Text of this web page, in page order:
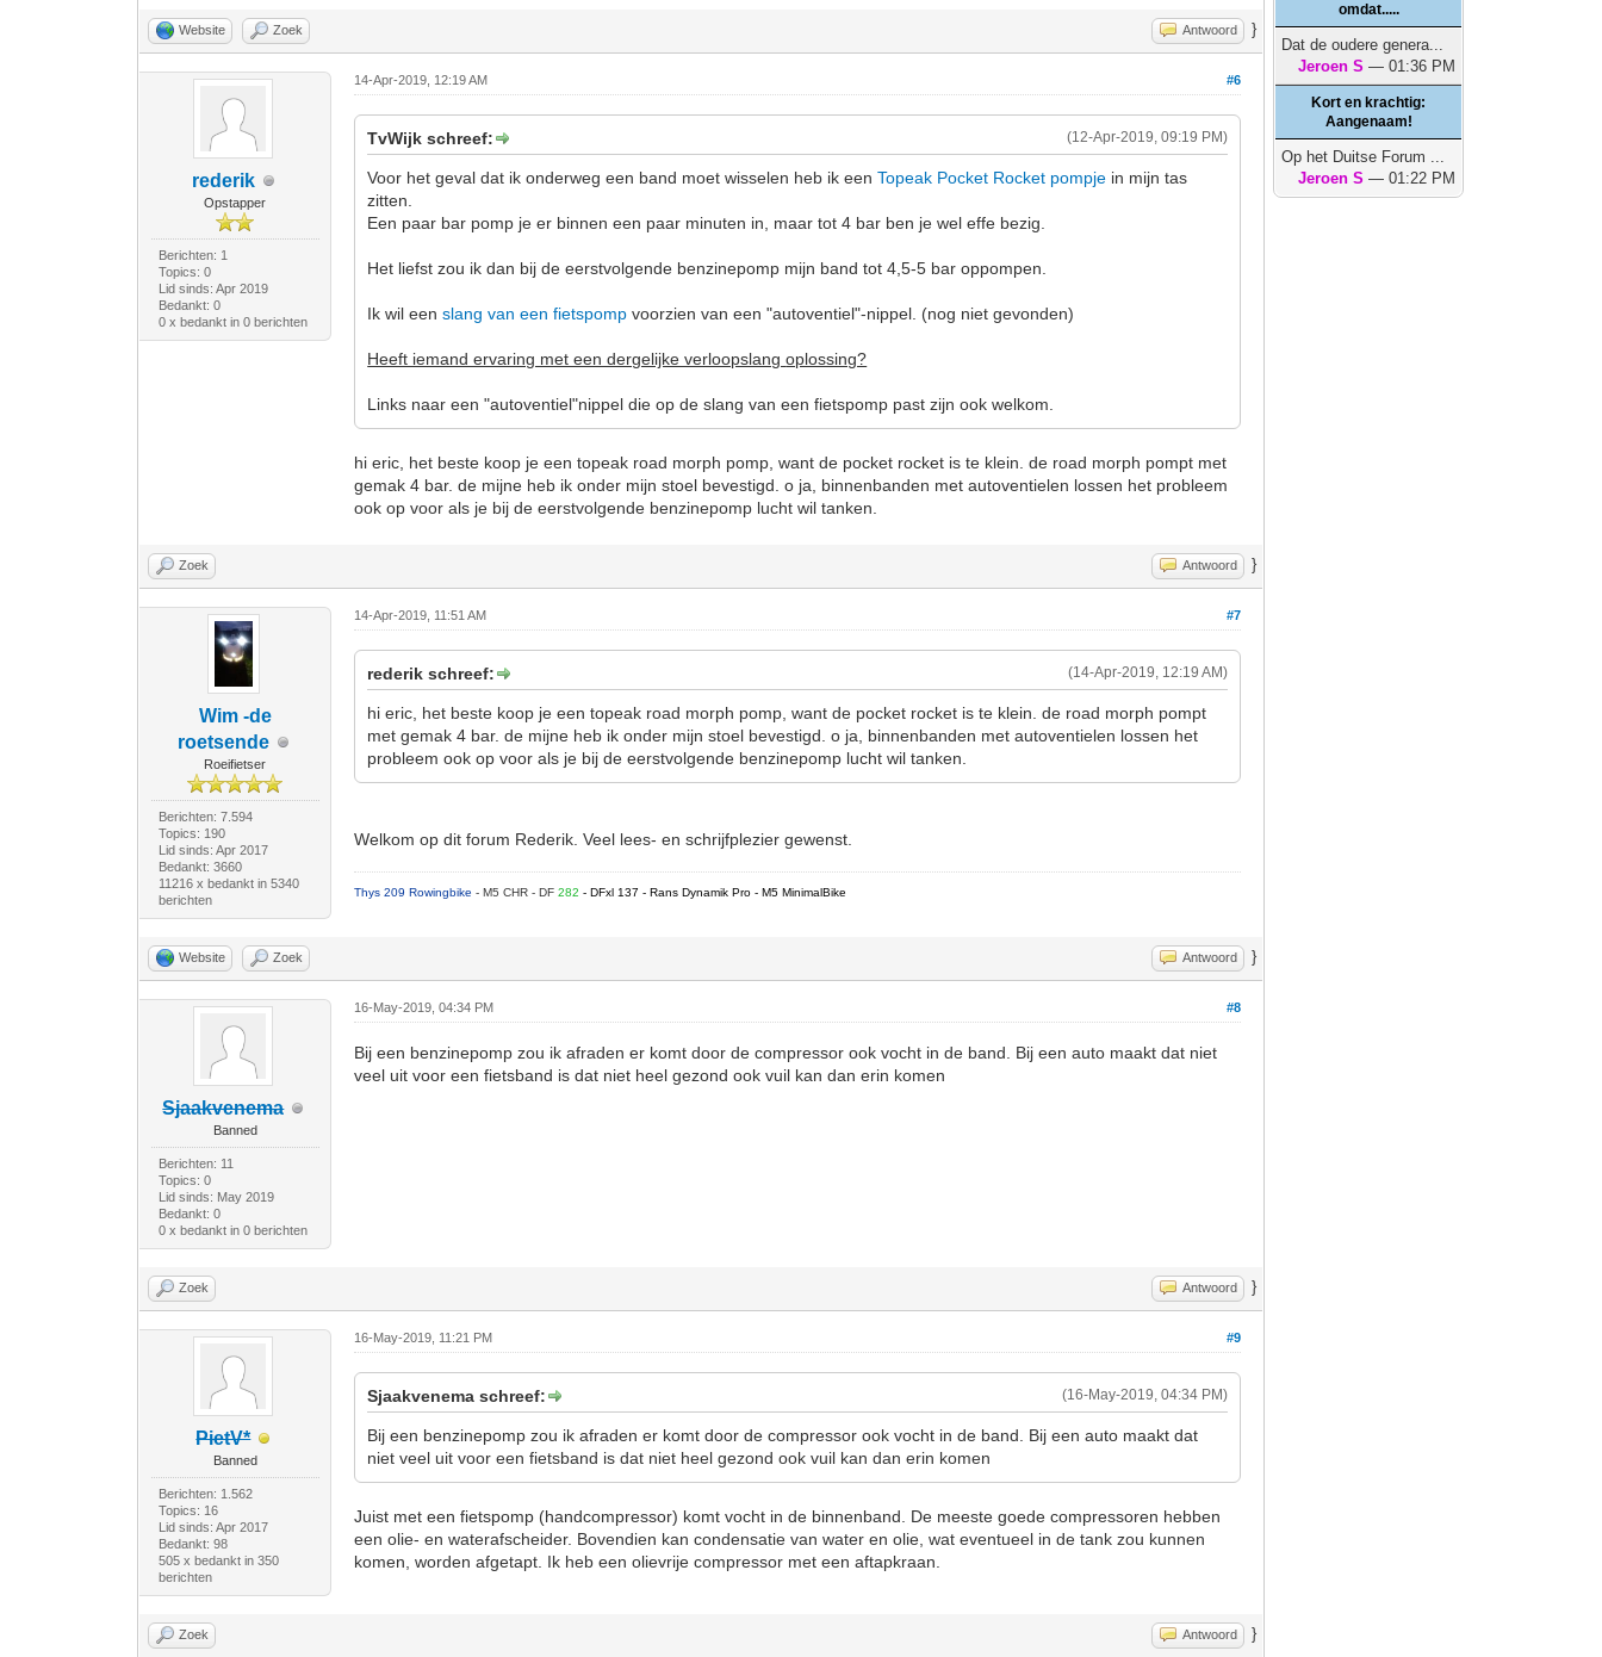
Website Zoek Antwoord }
rederik
Opstapper
Berichten: 1
Topics: 0
Lid sinds: Apr 2019
Bedankt: 0
0 x bedankt in 0 berichten
#6
14-Apr-2019, 12:19 AM
(12-Apr-2019, 09:19 PM)
TvWijk schreef:
Voor het geval dat ik onderweg een band moet wisselen heb ik eenTopeak Pocket Rocket pompje in mijn tas
zitten.
Een paar bar pomp je er binnen een paar minuten in, maar tot 4 bar ben je wel effe bezig.
Het liefst zou ik dan bij de eerstvolgende benzinepomp mijn band tot 4,5-5 bar oppompen.
Ik wil eenslang van een fietspomp voorzien van een "autoventiel"-nippel. (nog niet gevonden)
Heeft iemand ervaring met een dergelijke verloopslangoplossing?
Links naar een "autoventiel"nippel die op de slang van een fietspomp past zijn ook welkom.
hi eric, het beste koop je een topeak road morph pomp, want de pocket rocket is te klein. de road morph pompt met
gemak 4 bar. de mijne heb ik onder mijn stoel bevestigd. o ja, binnenbanden met autoventielen lossen het probleem
ook op voor als je bij de eerstvolgende benzinepomp lucht wil tanken.
Zoek Antwoord }
Wim -de
roetsende
Roeifietser
Berichten: 7.594
Topics: 190
Lid sinds: Apr 2017
Bedankt: 3660
11216 x bedankt in 5340
berichten
#7
14-Apr-2019, 11:51 AM
(14-Apr-2019, 12:19 AM)
rederik schreef:
hi eric, het beste koop je een topeak road morph pomp, want de pocket rocket is te klein. de road morph pompt
met gemak 4 bar. de mijne heb ik onder mijn stoel bevestigd. o ja, binnenbanden met autoventielen lossen het
probleem ook op voor als je bij de eerstvolgende benzinepomp lucht wil tanken.
Welkom op dit forum Rederik. Veel lees- en schrijfplezier gewenst.
Thys 209 Rowingbike- M5 CHR - DF282- DFxl 137 - Rans Dynamik Pro - M5 MinimalBike
Website Zoek Antwoord }
Sjaakvenema
Banned
Berichten: 11
Topics: 0
Lid sinds: May 2019
Bedankt: 0
0 x bedankt in 0 berichten
#8
16-May-2019, 04:34 PM
Bij een benzinepomp zou ik afraden er komt door de compressor ook vocht in de band. Bij een auto maakt dat niet
veel uit voor een fietsband is dat niet heel gezond ook vuil kan dan erin komen
Zoek Antwoord }
PietV*
Banned
Berichten: 1.562
Topics: 16
Lid sinds: Apr 2017
Bedankt: 98
505 x bedankt in 350
berichten
#9
16-May-2019, 11:21 PM
(16-May-2019, 04:34 PM)
Sjaakvenema schreef:
Bij een benzinepomp zou ik afraden er komt door de compressor ook vocht in de band. Bij een auto maakt dat
niet veel uit voor een fietsband is dat niet heel gezond ook vuil kan dan erin komen
Juist met een fietspomp (handcompressor) komt vocht in de binnenband. De meeste goede compressoren hebben
een olie- en waterafscheider. Bovendien kan condensatie van water en olie, wat eventueel in de tank zou kunnen
komen, worden afgetapt. Ik heb een olievrije compressor met een aftapkraan.
Zoek Antwoord }
omdat.....
Dat de oudere genera...
Jeroen S — 01:36 PM
Kort en krachtig:
Aangenaam!
Op het Duitse Forum ...
Jeroen S — 01:22 PM